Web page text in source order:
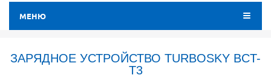
МЕНЮ
ЗАРЯДНОЕ УСТРОЙСТВО TURBOSKY BCT-
T3